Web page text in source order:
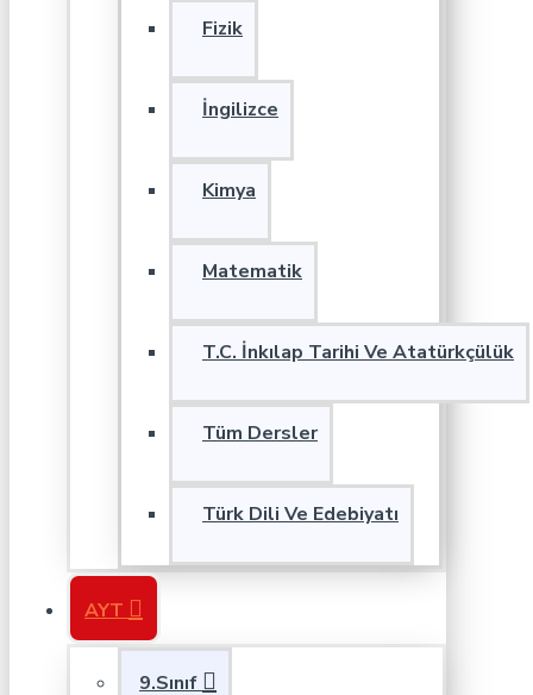
Fizik
İngilizce
Kimya
Matematik
T.C. İnkılap Tarihi Ve Atatürkçülük
Tüm Dersler
Türk Dili Ve Edebiyatı
AYT
9.Sınıf